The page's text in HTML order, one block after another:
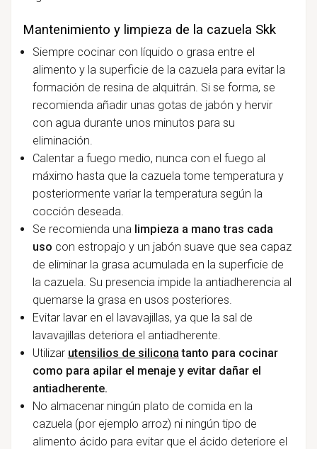
Mantenimiento y limpieza de la cazuela Skk
Siempre cocinar con líquido o grasa entre el
alimento y la superficie de la cazuela para evitar la
formación de resina de alquitrán. Si se forma, se
recomienda añadir unas gotas de jabón y hervir
con agua durante unos minutos para su
eliminación.
Calentar a fuego medio, nunca con el fuego al
máximo hasta que la cazuela tome temperatura y
posteriormente variar la temperatura según la
cocción deseada.
Se recomienda una limpieza a mano tras cada
uso con estropajo y un jabón suave que sea capaz
de eliminar la grasa acumulada en la superficie de
la cazuela. Su presencia impide la antiadherencia al
quemarse la grasa en usos posteriores.
Evitar lavar en el lavavajillas, ya que la sal de
lavavajillas deteriora el antiadherente.
Utilizar utensilios de silicona tanto para cocinar
como para apilar el menaje y evitar dañar el
antiadherente.
No almacenar ningún plato de comida en la
cazuela (por ejemplo arroz) ni ningún tipo de
alimento ácido para evitar que el ácido deteriore el